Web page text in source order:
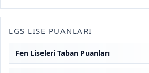
LGS LISE PUANLARI
Fen Liseleri Taban Puanları